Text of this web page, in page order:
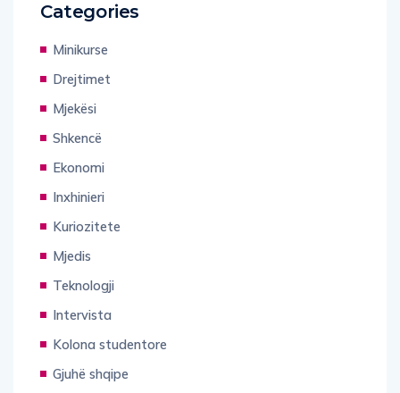
Categories
Minikurse
Drejtimet
Mjekësi
Shkencë
Ekonomi
Inxhinieri
Kuriozitete
Mjedis
Teknologji
Intervista
Kolona studentore
Gjuhë shqipe